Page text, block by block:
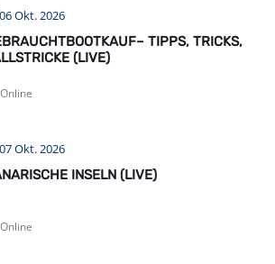
06 Okt. 2026
TIPPS, TRICKS,
(LIVE)
Online
07 Okt. 2026
INSELN (LIVE)
Online